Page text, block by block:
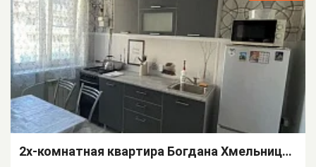
2х-комнатная квартира Богдана Хмельницкого 48/А